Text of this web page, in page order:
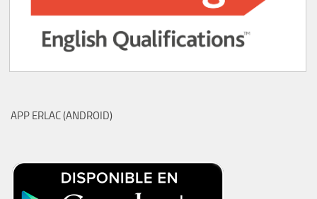
APP ERLAC (ANDROID)